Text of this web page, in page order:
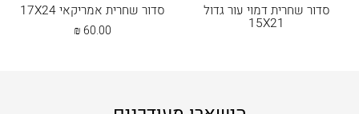
סדור שחרית דמוי עור גדול
15X21
סדור שחרית אמריקאי 17X24
60.00
₪